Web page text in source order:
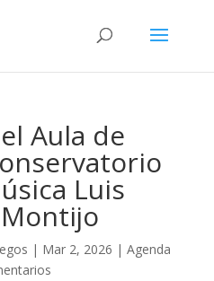
Aula de
Luis
| Mar 2, 2026 | Agenda